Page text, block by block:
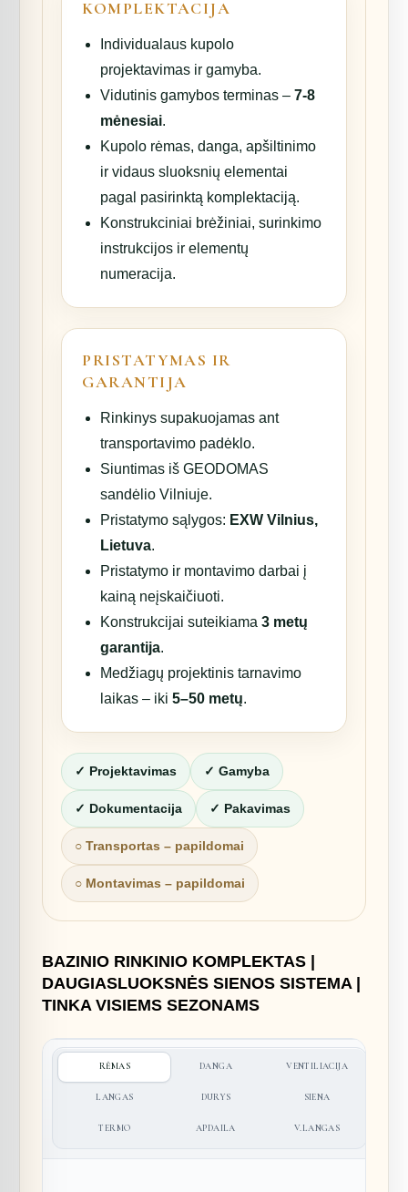
KOMPLEKTACIJA
Individualaus kupolo
projektavimas ir gamyba.
Vidutinis gamybos terminas –7-8
mėnesiai.
Kupolo rėmas, danga, apšiltinimo
ir vidaus sluoksnių elementai
pagal pasirinktą komplektaciją.
Konstrukciniai brėžiniai, surinkimo
instrukcijos ir elementų
numeracija.
PRISTATYMAS IR
GARANTIJA
Rinkinys supakuojamas ant
transportavimo padėklo.
Siuntimas iš GEODOMAS
sandėlio Vilniuje.
Pristatymo sąlygos: EXW Vilnius,
Lietuva.
Pristatymo ir montavimo darbai į
kainą neįskaičiuoti.
Konstrukcijai suteikiama3 metų
garantija.
Medžiagų projektinis tarnavimo
laikas – iki5–50 metų.
✓ Projektavimas ✓ Gamyba
✓ Dokumentacija ✓ Pakavimas
○ Transportas – papildomai
○ Montavimas – papildomai
BAZINIO RINKINIO KOMPLEKTAS |
DAUGIASLUOKSNĖS SIENOS SISTEMA |
TINKA VISIEMS SEZONAMS
RĖMAS DANGA VENTILIACIJA
LANGAS DURYS SIENA
TERMO APDAILA V.LANGAS